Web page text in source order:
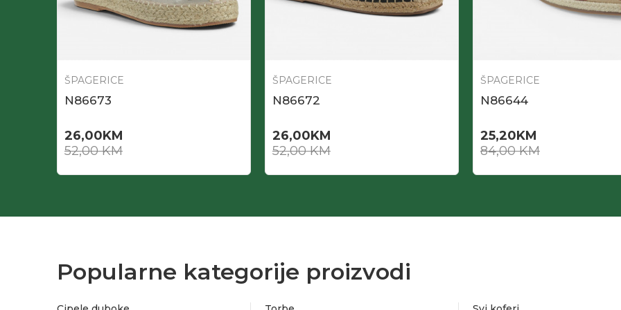
ŠPAGERICE
N86673
26,00KM
52,00KM
ŠPAGERICE
N86672
26,00KM
52,00KM
ŠPAGERICE
N86644
25,20KM
84,00KM
Popularne kategorije proizvodi